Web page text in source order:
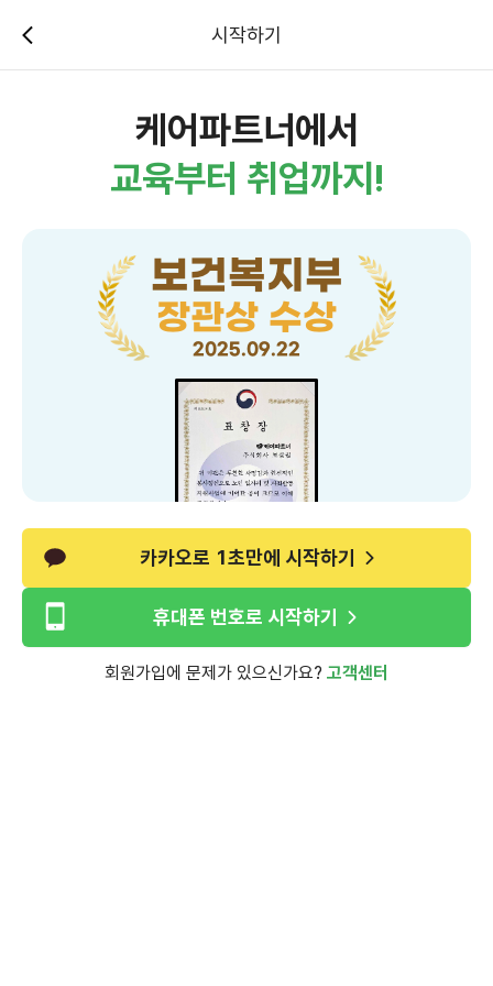
시작하기
케어파트너에서
교육부터 취업까지!
보건복지부
장관상 수상
2025.09.22
카카오로 1초만에 시작하기
휴대폰 번호로 시작하기
회원가입에 문제가 있으신가요? 고객센터